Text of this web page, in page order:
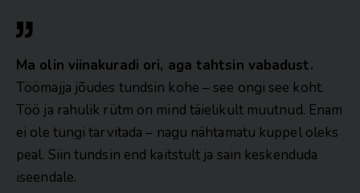
Ma olin viinakuradi ori, aga tahtsin vabadust.
Töömajja jõudes tundsin kohe – see ongi see koht.
Töö ja rahulik rütm on mind täielikult muutnud. Enam
ei ole tungi tarvitada – nagu nähtamatu kuppel oleks
peal. Siin tundsin end kaitstult ja sain keskenduda
iseendale.